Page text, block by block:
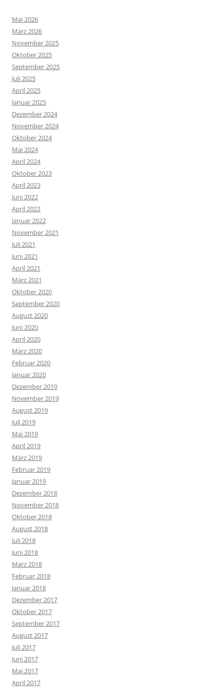
Mai 2026
März 2026
November 2025
Oktober 2025
September 2025
Juli 2025
April 2025
Januar 2025
Dezember 2024
November 2024
Oktober 2024
Mai 2024
April 2024
Oktober 2023
April 2023
Juni 2022
April 2022
Januar 2022
November 2021
Juli 2021
Juni 2021
April 2021
März 2021
Oktober 2020
September 2020
August 2020
Juni 2020
April 2020
März 2020
Februar 2020
Januar 2020
Dezember 2019
November 2019
August 2019
Juli 2019
Mai 2019
April 2019
März 2019
Februar 2019
Januar 2019
Dezember 2018
November 2018
Oktober 2018
August 2018
Juli 2018
Juni 2018
März 2018
Februar 2018
Januar 2018
Dezember 2017
Oktober 2017
September 2017
August 2017
Juli 2017
Juni 2017
Mai 2017
April 2017